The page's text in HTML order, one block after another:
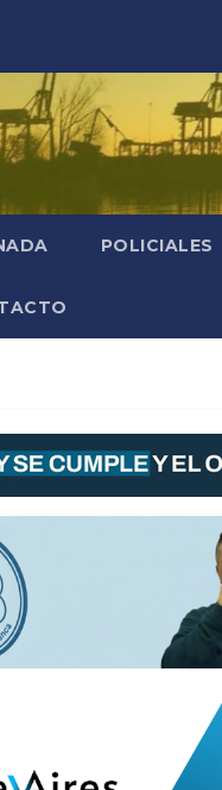
POLICIALES